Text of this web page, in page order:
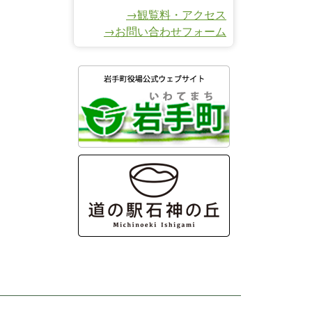
→観覧料・アクセス
→お問い合わせフォーム